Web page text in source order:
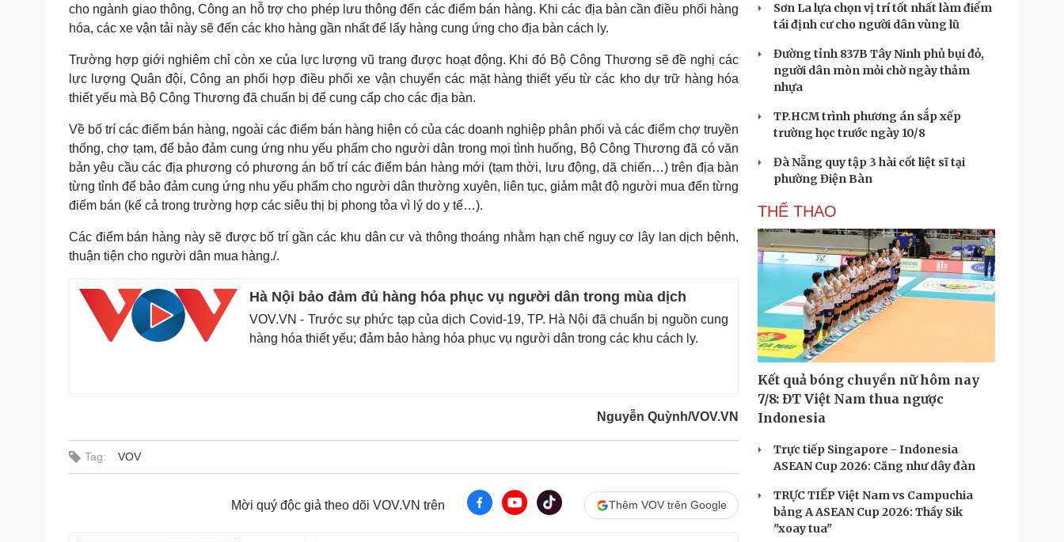
cho ngành giao thông, Công an hỗ trợ cho phép lưu thông đến các điểm bán hàng. Khi các địa bàn cần điều phối hàng
hóa, các xe vận tải này sẽ đến các kho hàng gần nhất để lấy hàng cung ứng cho địa bàn cách ly.
Trường hợp giới nghiêm chỉ còn xe của lực lượng vũ trang được hoạt động. Khi đó Bộ Công Thương sẽ đề nghị các
lực lượng Quân đội, Công an phối hợp điều phối xe vận chuyển các mặt hàng thiết yếu từ các kho dự trữ hàng hóa
thiết yếu mà Bộ Công Thương đã chuẩn bị để cung cấp cho các địa bàn.
Về bố trí các điểm bán hàng, ngoài các điểm bán hàng hiện có của các doanh nghiệp phân phối và các điểm chợ truyền
thống, chợ tạm, để bảo đảm cung ứng nhu yếu phẩm cho người dân trong mọi tình huống, Bộ Công Thương đã có văn
bản yêu cầu các địa phương có phương án bố trí các điểm bán hàng mới (tạm thời, lưu động, dã chiến…) trên địa bàn
từng tỉnh để bảo đảm cung ứng nhu yếu phẩm cho người dân thường xuyên, liên tục, giảm mật độ người mua đến từng
điểm bán (kể cả trong trường hợp các siêu thị bị phong tỏa vì lý do y tế…).
Các điểm bán hàng này sẽ được bố trí gần các khu dân cư và thông thoáng nhằm hạn chế nguy cơ lây lan dịch bệnh,
thuận tiện cho người dân mua hàng./.
Hà Nội bảo đảm đủ hàng hóa phục vụ người dân trong mùa dịch
VOV.VN - Trước sự phức tạp của dịch Covid-19, TP. Hà Nội đã chuẩn bị nguồn cung
hàng hóa thiết yếu; đảm bảo hàng hóa phục vụ người dân trong các khu cách ly.
Nguyễn Quỳnh/VOV.VN
Tag: VOV
Mời quý độc giả theo dõi VOV.VN trên Thêm VOV trên Google
Sơn La lựa chọn vị trí tốt nhất làm điểm
tái định cư cho người dân vùng lũ
Đường tỉnh 837B Tây Ninh phủ bụi đỏ,
người dân mòn mỏi chờ ngày thảm
nhựa
TP.HCM trình phương án sắp xếp
trường học trước ngày 10/8
Đà Nẵng quy tập 3 hài cốt liệt sĩ tại
phường Điện Bàn
THỂ THAO
Kết quả bóng chuyền nữ hôm nay
7/8: ĐT Việt Nam thua ngược
Indonesia
Trực tiếp Singapore - Indonesia
ASEAN Cup 2026: Căng như dây đàn
TRỰC TIẾP Việt Nam vs Campuchia
bảng A ASEAN Cup 2026: Thầy Sik
"xoay tua"